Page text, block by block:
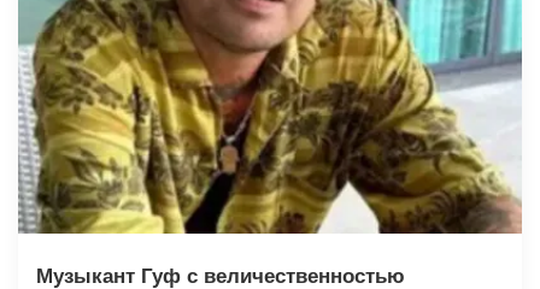
Музыкант Гуф с величественностью